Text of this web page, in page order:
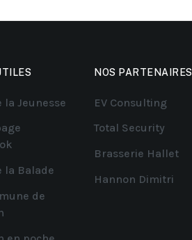
la Jeunesse
la Balade
de
NOS PARTENAIRES
EV Consulting
Total Security
Brasserie Hallet
Hannon Dimitri